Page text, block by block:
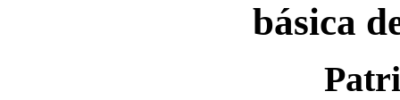
básica